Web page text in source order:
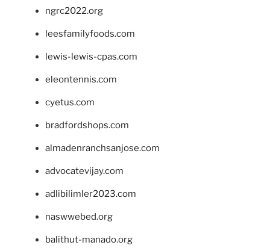
ngrc2022.org
leesfamilyfoods.com
lewis-lewis-cpas.com
eleontennis.com
cyetus.com
bradfordshops.com
almadenranchsanjose.com
advocatevijay.com
adlibilimler2023.com
naswwebed.org
balithut-manado.org